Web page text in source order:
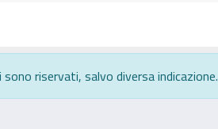
riservati, salvo diversa indicazione.